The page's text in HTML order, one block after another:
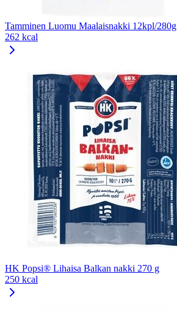
Tamminen Luomu Maalaisnakki 12kpl/280g
262 kcal
HK Popsi® Lihaisa Balkan nakki 270 g
250 kcal